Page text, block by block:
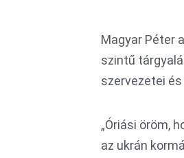
Magyar Péter
szintű
szervezetei
„Óriási öröm,
az ukrán